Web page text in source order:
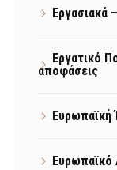
Εργασιακά
Εργατικό
αποφάσεις
Ευρωπαϊκή
Ευρωπαϊκό